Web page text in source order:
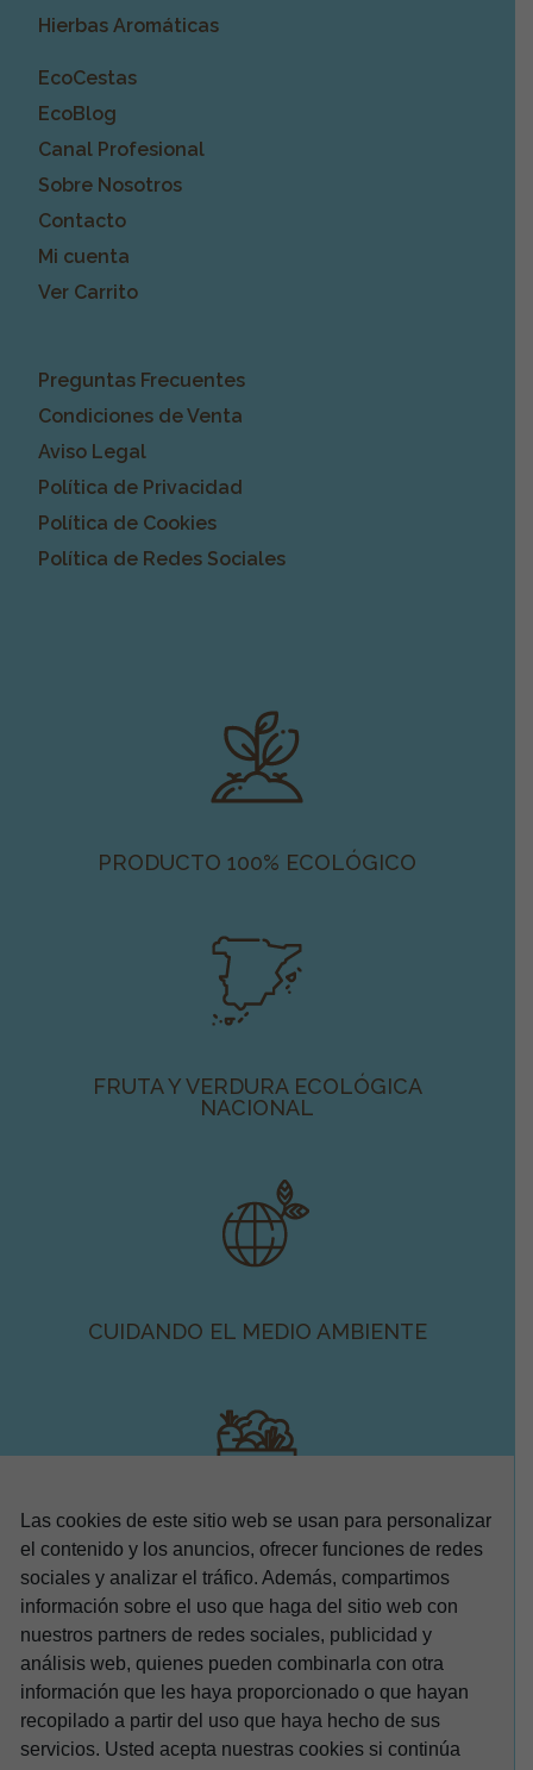
Las cookies de este sitio web se usan para personalizar
el contenido y los anuncios, ofrecer funciones de redes
sociales y analizar el tráfico. Además, compartimos
información sobre el uso que haga del sitio web con
nuestros partners de redes sociales, publicidad y
análisis web, quienes pueden combinarla con otra
información que les haya proporcionado o que hayan
recopilado a partir del uso que haya hecho de sus
servicios. Usted acepta nuestras cookies si continúa
Hierbas Aromáticas
EcoCestas
EcoBlog
Canal Profesional
Sobre Nosotros
Contacto
Mi cuenta
Ver Carrito
Preguntas Frecuentes
Condiciones de Venta
Aviso Legal
Política de Privacidad
Política de Cookies
Política de Redes Sociales
PRODUCTO 100% ECOLÓGICO
FRUTA Y VERDURA ECOLÓGICA
NACIONAL
CUIDANDO EL MEDIO AMBIENTE
FRESCO: DEL CAMPO A TU MESA